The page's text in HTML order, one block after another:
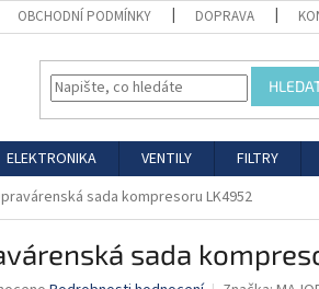
OBCHODNÍ PODMÍNKY DOPRAVA
ELEKTRONIKA VENTILY FILTRY
sada kompresoru LK4952
sada